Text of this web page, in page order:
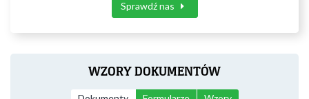
Sprawdź nas
WZORY DOKUMENTÓW